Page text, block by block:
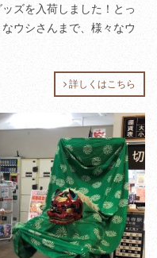
ズを入荷しました！とっ
ウシさんまで、様々なウ
詳しくはこちら